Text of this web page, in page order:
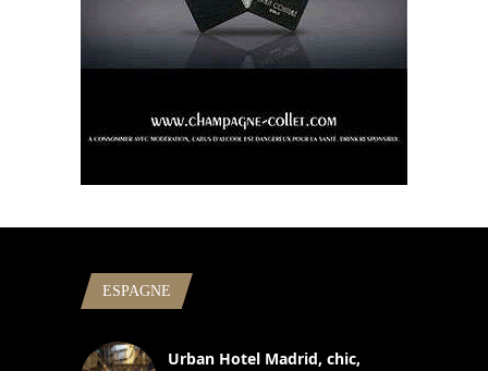
ESPAGNE
Urban Hotel Madrid, chic,